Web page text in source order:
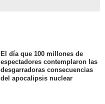
El día que 100 millones de
espectadores contemplaron las
desgarradoras consecuencias
del apocalipsis nuclear